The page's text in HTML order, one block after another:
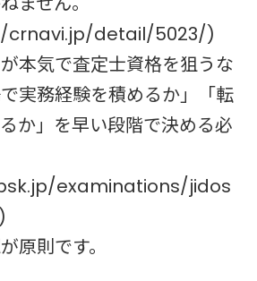
detail/5023/)
本気で査定士資格を狙うな
実務経験を積めるか」「転
か」を早い段階で決める必
examinations/jidos
原則です。